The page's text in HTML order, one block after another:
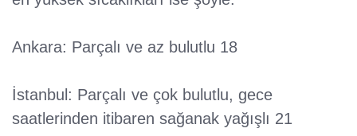
Ankara: Parçalı ve az bulutlu 18
İstanbul: Parçalı ve çok bulutlu, gece
saatlerinden itibaren sağanak yağışlı 21